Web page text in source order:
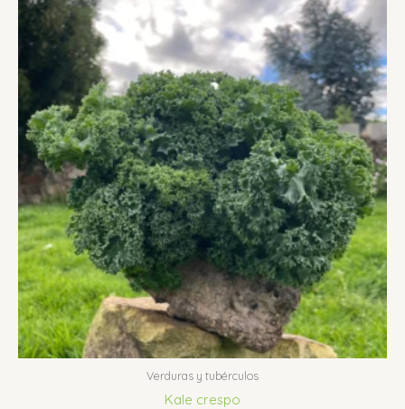
Verduras y tubérculos
Kale crespo